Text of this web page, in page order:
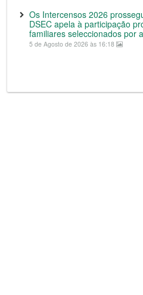
Os Intercensos 2026
DSEC apela à participação
familiares seleccionados por
5 de Agosto de 2026 às 16:18